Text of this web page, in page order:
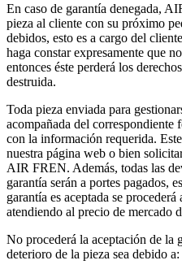
En caso de garantía denegada,
pieza al cliente con su próximo
debidos, esto es a cargo del
haga constar expresamente que
entonces éste perderá los
destruida.
Toda pieza enviada para
acompañada del
con la información requerida.
nuestra página web o bien
AIR FREN. Además, todas las
garantía serán a portes pagados,
garantía es aceptada se
atendiendo al precio de mercado
No procederá la aceptación de la
deterioro de la pieza sea debido a: